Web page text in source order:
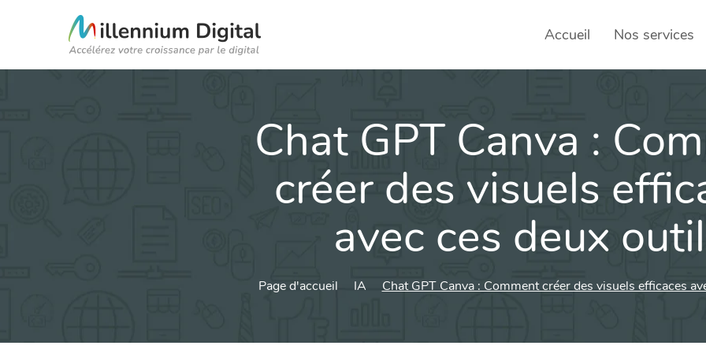
Accueil Nos services
Social
Chat GPT Canva :
créer des visuels
avec ces deux
Page d'accueil IA Chat GPT Canva : Comment créer des visuels efficaces